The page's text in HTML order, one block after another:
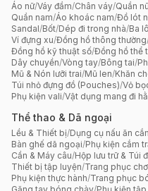
Áo nữ/Váy đầm/Chân váy/Quần
Quần nam/Áo khoác nam/Đồ lót
Sandal/Bốt/Dép đi trong nhà/Ba lô
Ví đựng xu/Đồng hồ thông thường
Đồng hồ kỹ thuật số/Đồng hồ thể
Dây chuyền/Vòng tay/Bông tai/
Mũ & Nón lưỡi trai/Mũ len/Khăn
Túi nhỏ đựng đồ (Pouches)/Vỏ
Phụ kiện vali/Vật dụng mang đi
Thể thao & Dã ngoại
Lều & Thiết bị/Dụng cụ nấu ăn
Bàn ghế dã ngoại/Phụ kiện cắm
Cần & Máy câu/Hộp lưu trữ & Túi
Thiết bị tập luyện/Trang phục
Phụ kiện thực hành/Trang phục